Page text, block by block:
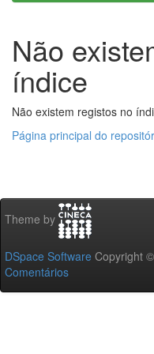
Não
índice
Não existem registos no
Página principal do
Theme by
DSpace Software Copyright
Comentários